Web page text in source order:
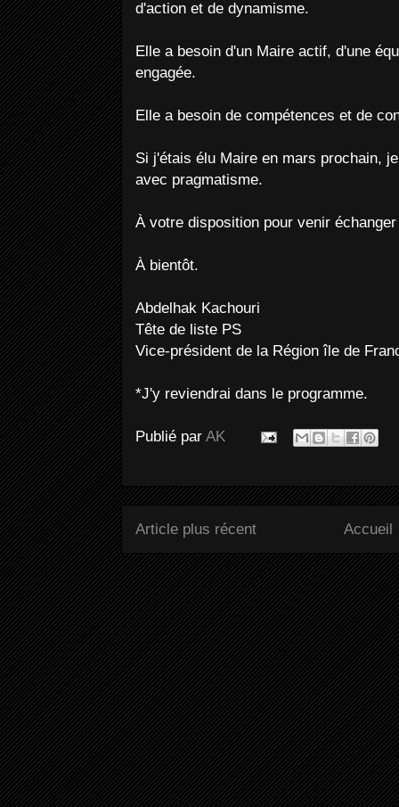
d'action et de dynamisme.
Elle a besoin d'un Maire actif, d'une
engagée.
Elle a besoin de compétences et de
Si j'étais élu Maire en mars prochain,
avec pragmatisme.
À votre disposition pour venir
À bientôt.
Abdelhak Kachouri
Tête de liste PS
Vice-président de la Région île de
*J'y reviendrai dans le programme.
Publié par AK
Article plus récent Accueil